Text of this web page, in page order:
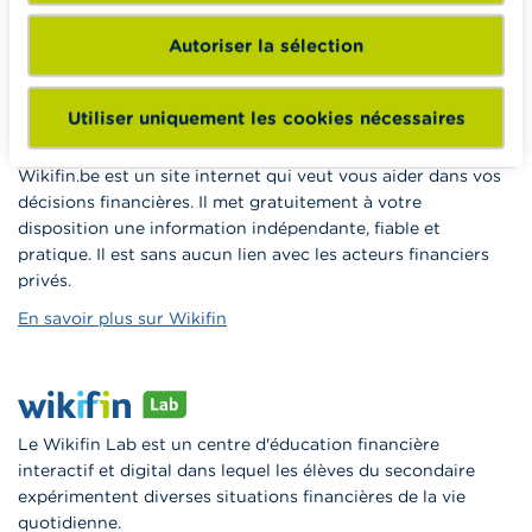
Autoriser la sélection
Utiliser uniquement les cookies nécessaires
à la consommation responsable en classe.
Vers Wikifin School
Wikifin.be est un site internet qui veut vous aider dans vos
décisions financières. Il met gratuitement à votre
disposition une information indépendante, fiable et
pratique. Il est sans aucun lien avec les acteurs financiers
privés.
En savoir plus sur Wikifin
Le Wikifin Lab est un centre d'éducation financière
interactif et digital dans lequel les élèves du secondaire
expérimentent diverses situations financières de la vie
quotidienne.